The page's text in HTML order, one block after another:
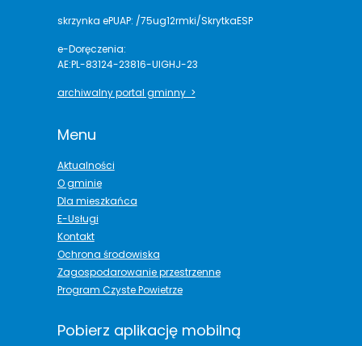
skrzynka ePUAP: /75ug12rmki/SkrytkaESP
e-Doręczenia:
AE:PL-83124-23816-UIGHJ-23
archiwalny portal gminny >
Menu
Aktualności
O gminie
Dla mieszkańca
E-Usługi
Kontakt
Ochrona środowiska
Zagospodarowanie przestrzenne
Program Czyste Powietrze
Pobierz aplikację mobilną